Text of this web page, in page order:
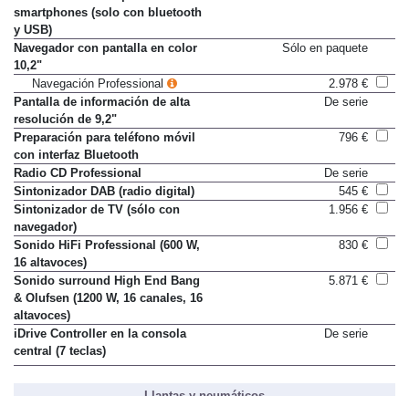
Interfaz de música para
smartphones (solo con bluetooth
y USB)
Navegador con pantalla en color
10,2"
Navegación Professional
2.978 €
Pantalla de información de alta
resolución de 9,2"
Preparación para teléfono móvil
con interfaz Bluetooth
Radio CD Professional
De serie
Sintonizador DAB (radio digital)
545 €
Sintonizador de TV (sólo con
navegador)
Sonido HiFi Professional (600 W,
16 altavoces)
Sonido surround High End Bang
& Olufsen (1200 W, 16 canales, 16
altavoces)
iDrive Controller en la consola
central (7 teclas)